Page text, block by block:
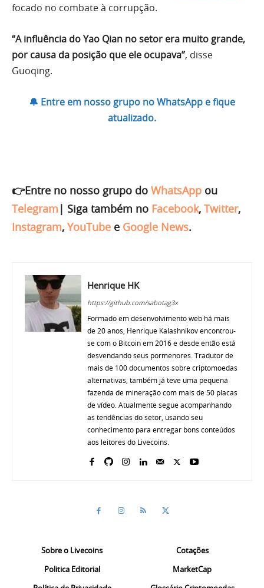
focado no combate à corrupção.
“A influência do Yao Qian no setor era muito grande,
por causa da posição que ele ocupava”, disse
Guoqing.
🔔 Entre em nosso grupo no WhatsApp e fique
atualizado.
👉Entre no nosso grupo do WhatsApp ou
Telegram | Siga também no Facebook, Twitter,
Instagram, YouTube e Google News.
Henrique HK
https://github.com/sabotag3x
Formado em desenvolvimento web há mais
de 20 anos, Henrique Kalashnikov encontrou-
se com o Bitcoin em 2016 e desde então está
desvendando seus pormenores. Tradutor de
mais de 100 documentos sobre criptomoedas
alternativas, também já teve uma pequena
fazenda de mineração com mais de 50 placas
de vídeo. Atualmente segue acompanhando
as tendências do setor, usando seu
conhecimento para entregar bons conteúdos
aos leitores do Livecoins.
Sobre o Livecoins
Politica Editorial
Cotações
MarketCap